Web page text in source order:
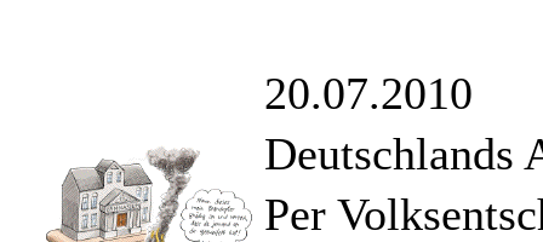
20.07.2010
Deutschlands
Per